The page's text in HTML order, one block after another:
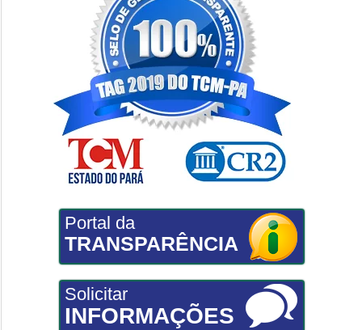
Portal da
TRANSPARÊNCIA
Solicitar
INFORMAÇÕES